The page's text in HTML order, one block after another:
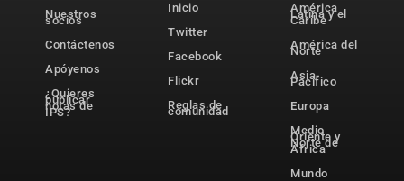
Nuestros
socios
Contáctenos
Apóyenos
¿Quieres
publicar
notas de
IPS?
Inicio
Twitter
Facebook
Flickr
Reglas de
comunidad
América
Latina y el
Caribe
América del
Norte
Asia-
Pacífico
Europa
Medio
Oriente y
Norte de
África
Mundo